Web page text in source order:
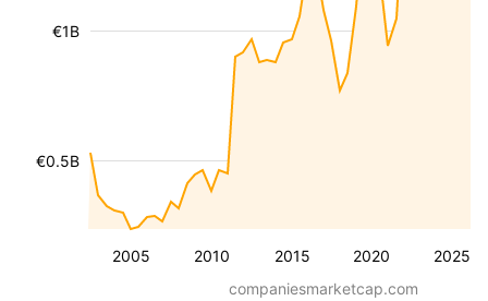
2005 2010 2015 2020 2025
€0.5B
€1B
companiesmarketcap.com